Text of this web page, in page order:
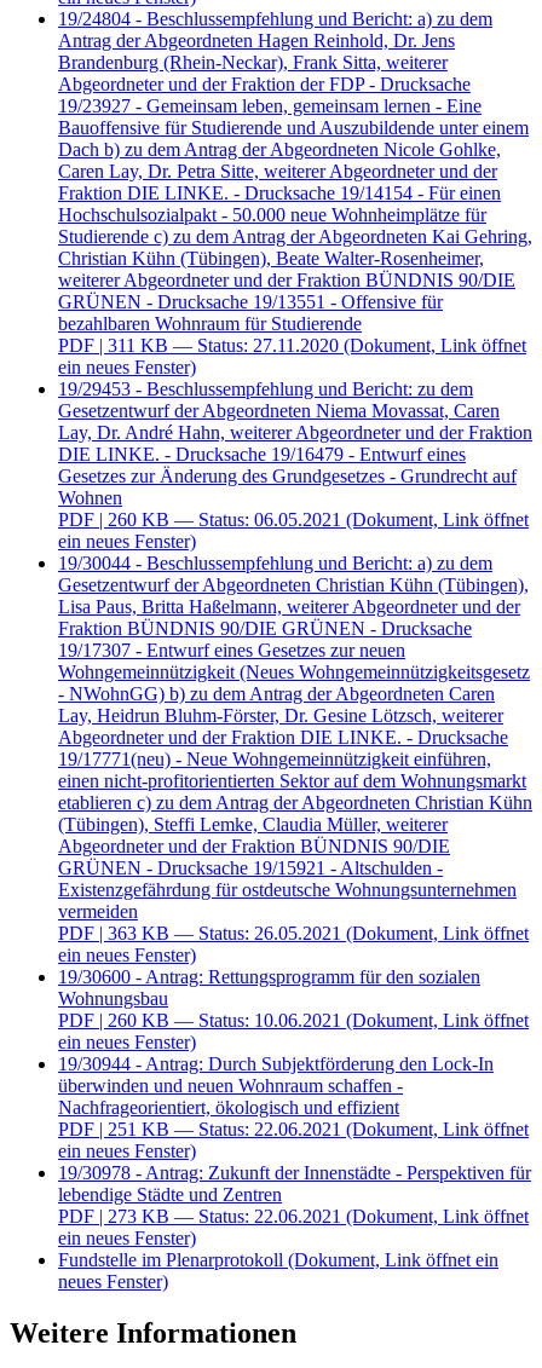
19/24804 - Beschlussempfehlung und Bericht: a) zu dem
Antrag der Abgeordneten Hagen Reinhold, Dr. Jens
Brandenburg (Rhein-Neckar), Frank Sitta, weiterer
Abgeordneter und der Fraktion der FDP - Drucksache
19/23927 - Gemeinsam leben, gemeinsam lernen - Eine
Bauoffensive für Studierende und Auszubildende unter einem
Dach b) zu dem Antrag der Abgeordneten Nicole Gohlke,
Caren Lay, Dr. Petra Sitte, weiterer Abgeordneter und der
Fraktion DIE LINKE. - Drucksache 19/14154 - Für einen
Hochschulsozialpakt - 50.000 neue Wohnheimplätze für
Studierende c) zu dem Antrag der Abgeordneten Kai Gehring,
Christian Kühn (Tübingen), Beate Walter-Rosenheimer,
weiterer Abgeordneter und der Fraktion BÜNDNIS 90/DIE
GRÜNEN - Drucksache 19/13551 - Offensive für
bezahlbaren Wohnraum für Studierende
PDF | 311 KB — Status: 27.11.2020 (Dokument, Link öffnet
ein neues Fenster)
19/29453 - Beschlussempfehlung und Bericht: zu dem
Gesetzentwurf der Abgeordneten Niema Movassat, Caren
Lay, Dr. André Hahn, weiterer Abgeordneter und der Fraktion
DIE LINKE. - Drucksache 19/16479 - Entwurf eines
Gesetzes zur Änderung des Grundgesetzes - Grundrecht auf
Wohnen
PDF | 260 KB — Status: 06.05.2021 (Dokument, Link öffnet
ein neues Fenster)
19/30044 - Beschlussempfehlung und Bericht: a) zu dem
Gesetzentwurf der Abgeordneten Christian Kühn (Tübingen),
Lisa Paus, Britta Haßelmann, weiterer Abgeordneter und der
Fraktion BÜNDNIS 90/DIE GRÜNEN - Drucksache
19/17307 - Entwurf eines Gesetzes zur neuen
Wohngemeinnützigkeit (Neues Wohngemeinnützigkeitsgesetz
- NWohnGG) b) zu dem Antrag der Abgeordneten Caren
Lay, Heidrun Bluhm-Förster, Dr. Gesine Lötzsch, weiterer
Abgeordneter und der Fraktion DIE LINKE. - Drucksache
19/17771(neu) - Neue Wohngemeinnützigkeit einführen,
einen nicht-profitorientierten Sektor auf dem Wohnungsmarkt
etablieren c) zu dem Antrag der Abgeordneten Christian Kühn
(Tübingen), Steffi Lemke, Claudia Müller, weiterer
Abgeordneter und der Fraktion BÜNDNIS 90/DIE
GRÜNEN - Drucksache 19/15921 - Altschulden -
Existenzgefährdung für ostdeutsche Wohnungsunternehmen
vermeiden
PDF | 363 KB — Status: 26.05.2021 (Dokument, Link öffnet
ein neues Fenster)
19/30600 - Antrag: Rettungsprogramm für den sozialen
Wohnungsbau
PDF | 260 KB — Status: 10.06.2021 (Dokument, Link öffnet
ein neues Fenster)
19/30944 - Antrag: Durch Subjektförderung den Lock-In
überwinden und neuen Wohnraum schaffen -
Nachfrageorientiert, ökologisch und effizient
PDF | 251 KB — Status: 22.06.2021 (Dokument, Link öffnet
ein neues Fenster)
19/30978 - Antrag: Zukunft der Innenstädte - Perspektiven für
lebendige Städte und Zentren
PDF | 273 KB — Status: 22.06.2021 (Dokument, Link öffnet
ein neues Fenster)
Fundstelle im Plenarprotokoll (Dokument, Link öffnet ein
neues Fenster)
Weitere Informationen